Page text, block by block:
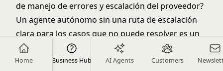
Home Business Hub AI Agents Customers
de manejo de errores y escalación del proveedor?
Un agente autónomo sin una ruta de escalación
clara para los casos que no puede resolver es un
riesgo de auditoría, no una herramienta de
productividad.